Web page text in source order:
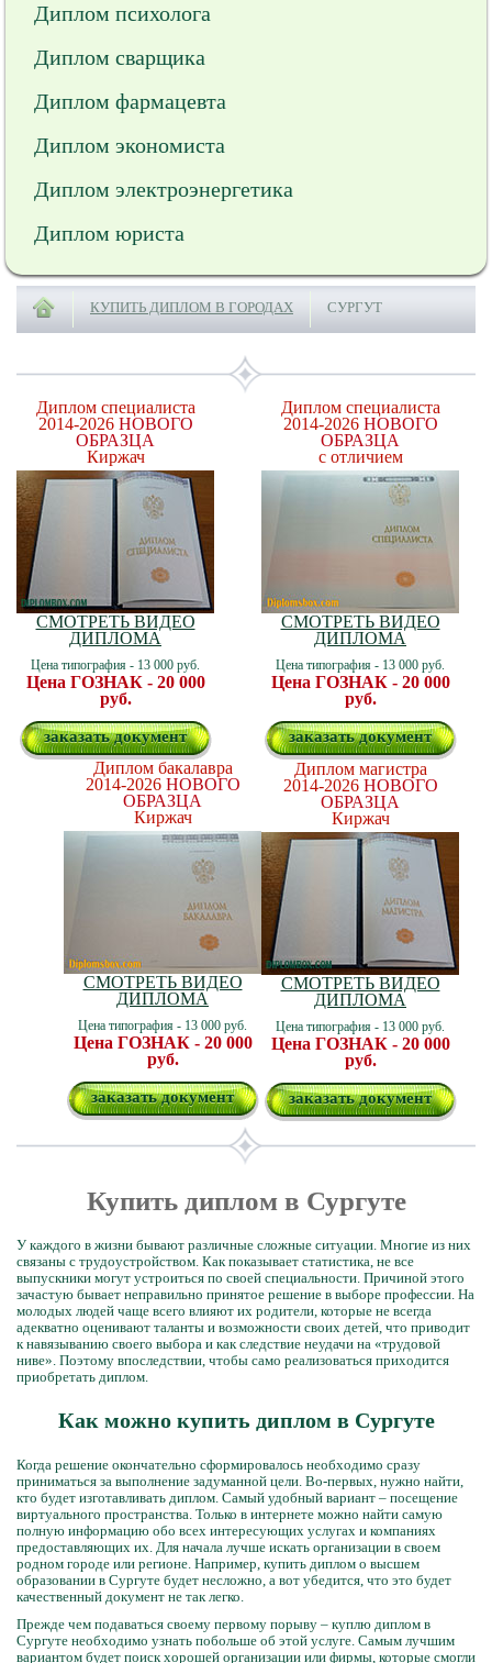
Диплом психолога
Диплом сварщика
Диплом фармацевта
Диплом экономиста
Диплом электроэнергетика
Диплом юриста
КУПИТЬ ДИПЛОМ В ГОРОДАХ СУРГУТ
Диплом специалиста
2014-2026 НОВОГО
ОБРАЗЦА
Киржач
СМОТРЕТЬ ВИДЕО
ДИПЛОМА
Цена типография - 13 000 руб.
Цена ГОЗНАК - 20 000
руб.
заказать документ
Диплом специалиста
2014-2026 НОВОГО
ОБРАЗЦА
с отличием
СМОТРЕТЬ ВИДЕО
ДИПЛОМА
Цена типография - 13 000 руб.
Цена ГОЗНАК - 20 000
руб.
заказать документ
Диплом бакалавра
2014-2026 НОВОГО
ОБРАЗЦА
Киржач
СМОТРЕТЬ ВИДЕО
ДИПЛОМА
Цена типография - 13 000 руб.
Цена ГОЗНАК - 20 000
руб.
заказать документ
Диплом магистра
2014-2026 НОВОГО
ОБРАЗЦА
Киржач
СМОТРЕТЬ ВИДЕО
ДИПЛОМА
Цена типография - 13 000 руб.
Цена ГОЗНАК - 20 000
руб.
заказать документ
Купить диплом в Сургуте
У каждого в жизни бывают различные сложные ситуации. Многие из них
связаны с трудоустройством. Как показывает статистика, не все
выпускники могут устроиться по своей специальности. Причиной этого
зачастую бывает неправильно принятое решение в выборе профессии. На
молодых людей чаще всего влияют их родители, которые не всегда
адекватно оценивают таланты и возможности своих детей, что приводит
к навязыванию своего выбора и как следствие неудачи на «трудовой
ниве». Поэтому впоследствии, чтобы само реализоваться приходится
приобретать диплом.
Как можно купить диплом в Сургуте
Когда решение окончательно сформировалось необходимо сразу
приниматься за выполнение задуманной цели. Во-первых, нужно найти,
кто будет изготавливать диплом. Самый удобный вариант – посещение
виртуального пространства. Только в интернете можно найти самую
полную информацию обо всех интересующих услугах и компаниях
предоставляющих их. Для начала лучше искать организации в своем
родном городе или регионе. Например, купить диплом о высшем
образовании в Сургуте будет несложно, а вот убедится, что это будет
качественный документ не так легко.
Прежде чем подаваться своему первому порыву – куплю диплом в
Сургуте необходимо узнать побольше об этой услуге. Самым лучшим
вариантом будет поиск хорошей организации или фирмы, которые смогли